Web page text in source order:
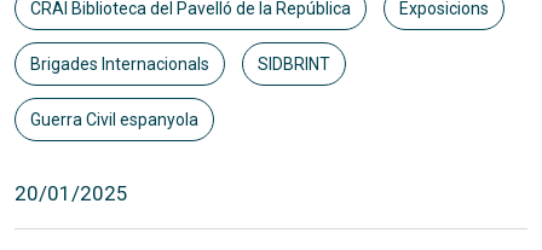
CRAI Biblioteca del Pavelló de la República Exposicions
Brigades Internacionals SIDBRINT
Guerra Civil espanyola
20/01/2025